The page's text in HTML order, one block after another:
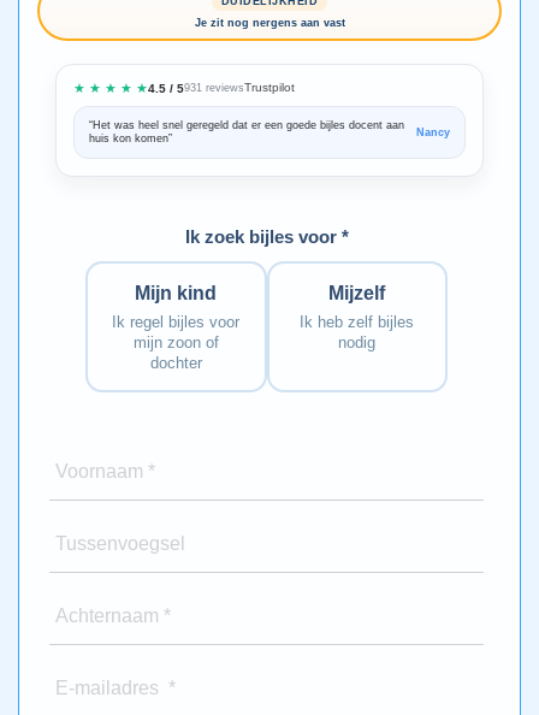
Je zit nog nergens aan vast
★ ★ ★ ★ ★4.5 / 5931 reviewsTrustpilot
“Het was heel snel geregeld dat er een goede bijles docent aan
huis kon komen”
Nancy
Ik zoek bijles voor *
Mijn kind
Ik regel bijles voor
mijn zoon of
dochter
Mijzelf
Ik heb zelf bijles
nodig
Voornaam *
Tussenvoegsel
Achternaam *
E-mailadres *